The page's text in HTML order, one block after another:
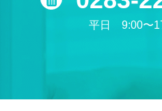
平日 9:00〜